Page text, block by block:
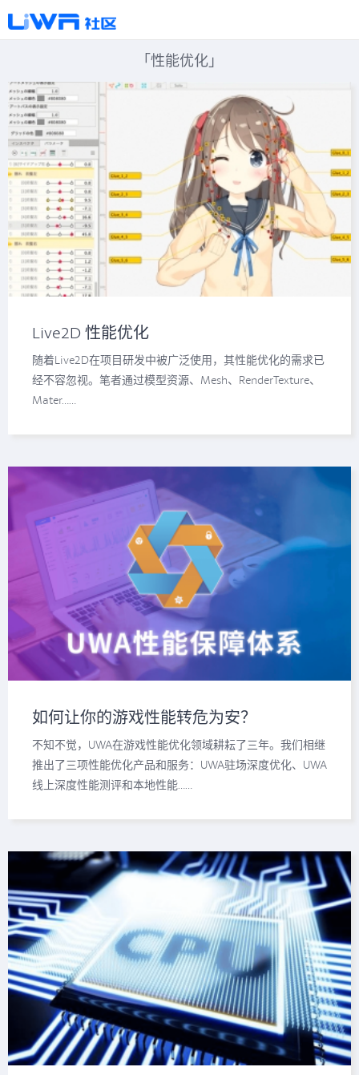
「性能优化」
​Live2D 性能优化
随着Live2D在项目研发中被广泛使用，其性能优化的需求已
经不容忽视。笔者通过模型资源、Mesh、RenderTexture、
Mater……
如何让你的游戏性能转危为安？
不知不觉，UWA在游戏性能优化领域耕耘了三年。我们相继
推出了三项性能优化产品和服务：UWA驻场深度优化、UWA
线上深度性能测评和本地性能……